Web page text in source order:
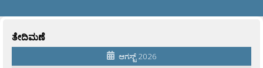
ತೇದಿಮಣೆ
ಆಗಸ್ಟ್ 2026